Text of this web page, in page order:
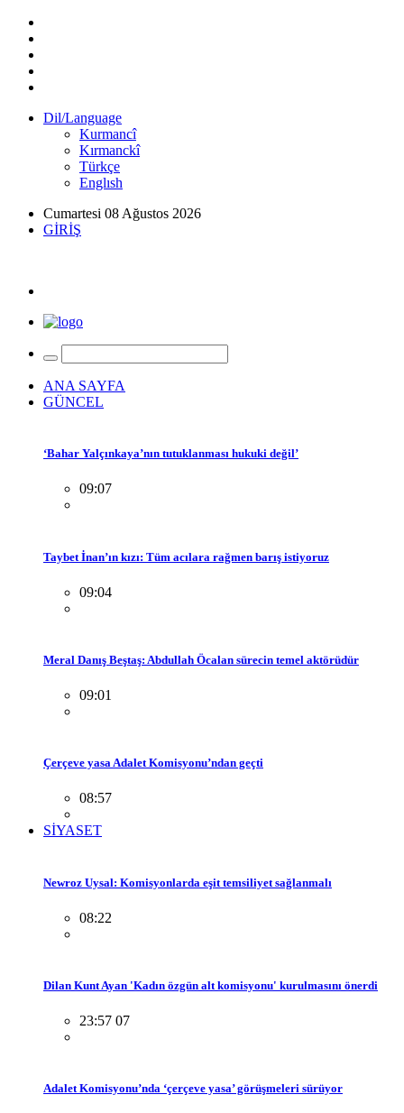
Dil/Language
Kurmancî
Kırmanckî
Türkçe
Englısh
Cumartesi 08 Ağustos 2026
GİRİŞ
ANA SAYFA
GÜNCEL
‘Bahar Yalçınkaya’nın tutuklanması hukuki değil’
09:07
Taybet İnan’ın kızı: Tüm acılara rağmen barış istiyoruz
09:04
Meral Danış Beştaş: Abdullah Öcalan sürecin temel aktörüdür
09:01
Çerçeve yasa Adalet Komisyonu’ndan geçti
08:57
SİYASET
Newroz Uysal: Komisyonlarda eşit temsiliyet sağlanmalı
08:22
Dilan Kunt Ayan 'Kadın özgün alt komisyonu' kurulmasını önerdi
23:57 07
Adalet Komisyonu’nda ‘çerçeve yasa’ görüşmeleri sürüyor